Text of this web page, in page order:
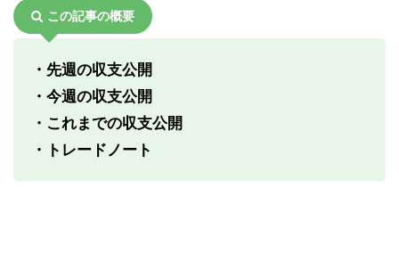
この記事の概要
・先週の収支公開
・今週の収支公開
・これまでの収支公開
・トレードノート